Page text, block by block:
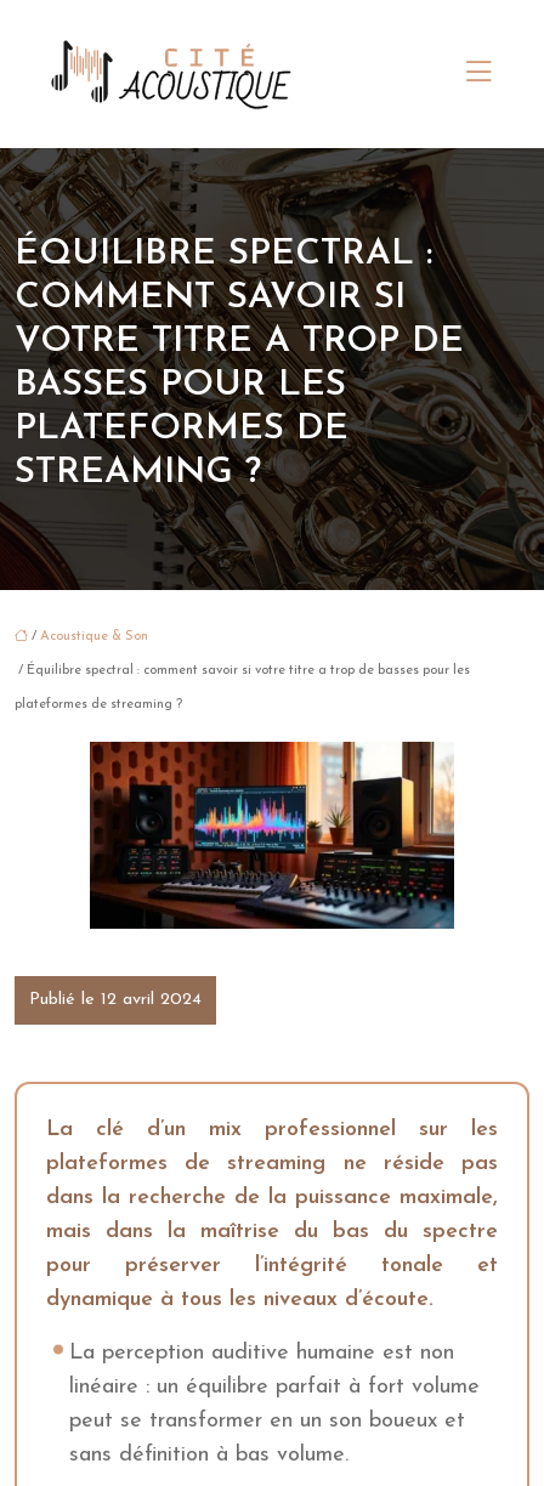
ÉQUILIBRE SPECTRAL :
COMMENT SAVOIR SI
VOTRE TITRE A TROP DE
BASSES POUR LES
PLATEFORMES DE
STREAMING ?
/ Acoustique & Son
/ Équilibre spectral : comment savoir si votre titre a trop de basses pour les
plateformes de streaming ?
Publié le 12 avril 2024
La clé d’un mix professionnel sur les
plateformes de streaming ne réside pas
dans la recherche de la puissance maximale,
mais dans la maîtrise du bas du spectre
pour préserver l’intégrité tonale et
dynamique à tous les niveaux d’écoute.
La perception auditive humaine est non
linéaire : un équilibre parfait à fort volume
peut se transformer en un son boueux et
sans définition à bas volume.